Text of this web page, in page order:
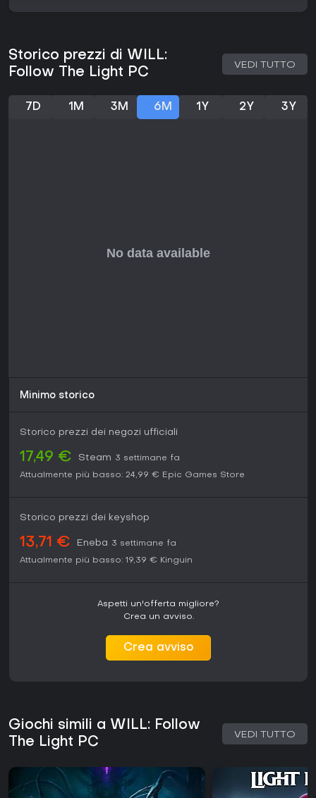
Per chi ama avventure puzzle ricche di narrazione e
meccaniche di esplorazione realistiche, WILL: Follow The
Light promette molto sulla base dei feedback sulle demo. Su
l'atmosfera della vela e gli enigmi nei playtest disponibili,
sottolineando il mix unico di sistemi di spostamento e
Storico prezzi di WILL:
Follow The Light PC
VEDI TUTTO
7D 1M 3M 6M 1Y 2Y 3Y
Minimo storico
Storico prezzi dei negozi ufficiali
17,49 € Steam 3 settimane fa
Attualmente più basso: 24,99 € Epic Games Store
Storico prezzi dei keyshop
13,71 € Eneba 3 settimane fa
Attualmente più basso: 19,39 € Kinguin
Aspetti un'offerta migliore?
Crea un avviso.
Crea avviso
Giochi simili a WILL: Follow
The Light PC
VEDI TUTTO